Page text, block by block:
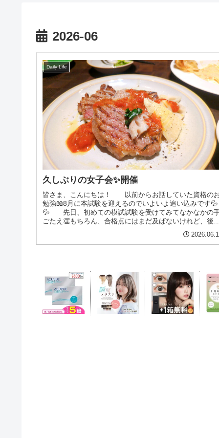
2026-06
Daily Life
久しぶりの女子会✨開催
皆さま、こんにちは！ 以前からお話していた資格の
勉強📖8月に本試験を迎えるのでいよいよ追い込みです💦
💦 先日、初めての模試試験を受けてみてなかなかの
ごたえ👏もちろん、合格点にはまだ及ばないけれど、後2